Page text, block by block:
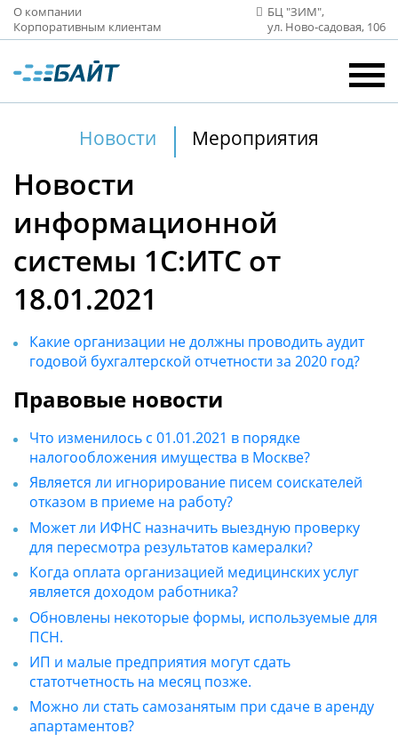
О компании
Корпоративным клиентам
БЦ "ЗИМ",
ул. Ново‑садовая, 106
Новости Мероприятия
Новости
информационной
системы 1С:ИТС от
18.01.2021
Какие организации не должны проводить аудит
годовой бухгалтерской отчетности за 2020 год?
Правовые новости
Что изменилось с 01.01.2021 в порядке
налогообложения имущества в Москве?
Является ли игнорирование писем соискателей
отказом в приеме на работу?
Может ли ИФНС назначить выездную проверку
для пересмотра результатов камералки?
Когда оплата организацией медицинских услуг
является доходом работника?
Обновлены некоторые формы, используемые для
ПСН.
ИП и малые предприятия могут сдать
статотчетность на месяц позже.
Можно ли стать самозанятым при сдаче в аренду
апартаментов?